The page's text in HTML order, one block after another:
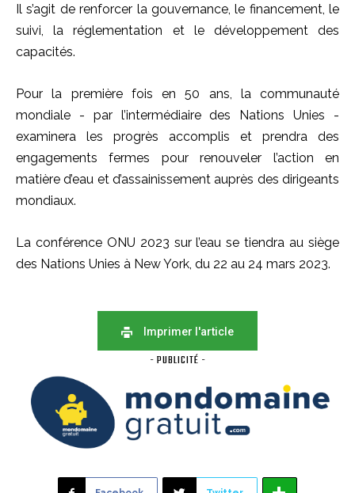
Il s’agit de renforcer la gouvernance, le financement, le
suivi, la réglementation et le développement des
capacités.
Pour la première fois en 50 ans, la communauté
mondiale - par l’intermédiaire des Nations Unies -
examinera les progrès accomplis et prendra des
engagements fermes pour renouveler l’action en
matière d’eau et d’assainissement auprès des dirigeants
mondiaux.
La conférence ONU 2023 sur l’eau se tiendra au siège
des Nations Unies à New York, du 22 au 24 mars 2023.
Imprimer l'article
- PUBLICITÉ -